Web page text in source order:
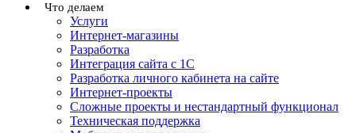
Что делаем
Услуги
Интернет-магазины
Разработка
Интеграция сайта с 1С
Разработка личного кабинета на сайте
Интернет-проекты
Сложные проекты и нестандартный функционал
Teхническая поддержка